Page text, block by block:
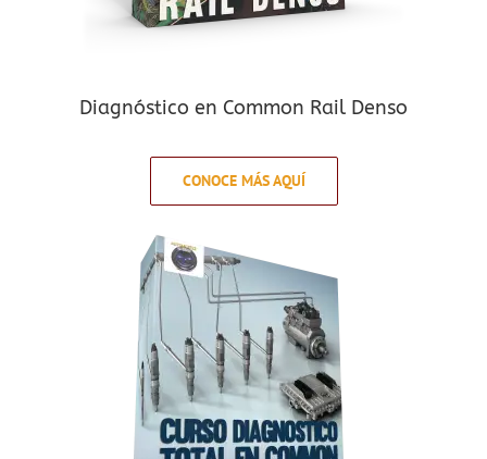
Diagnóstico en Common Rail Denso
CONOCE MÁS AQUÍ